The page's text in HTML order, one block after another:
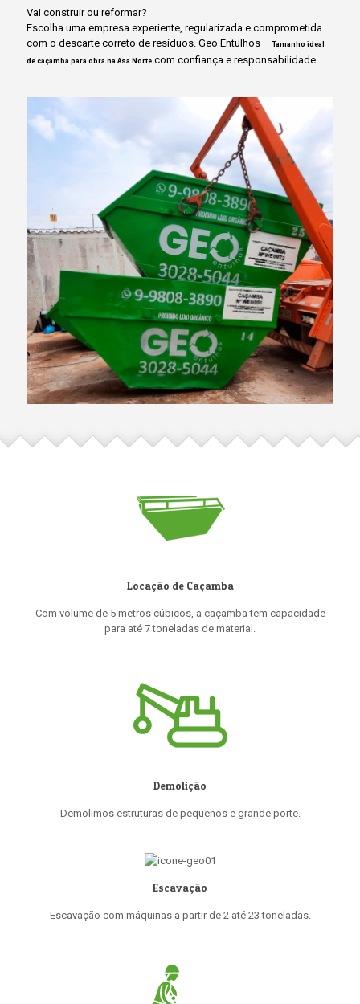
Vai construir ou reformar?
Escolha uma empresa experiente, regularizada e comprometida
com o descarte correto de resíduos. Geo Entulhos – Tamanho ideal
de caçamba para obra na Asa Norte com confiança e responsabilidade.
Locação de Caçamba
Com volume de 5 metros cúbicos, a caçamba tem capacidade
para até 7 toneladas de material.
Demolição
Demolimos estruturas de pequenos e grande porte.
Escavação
Escavação com máquinas a partir de 2 até 23 toneladas.